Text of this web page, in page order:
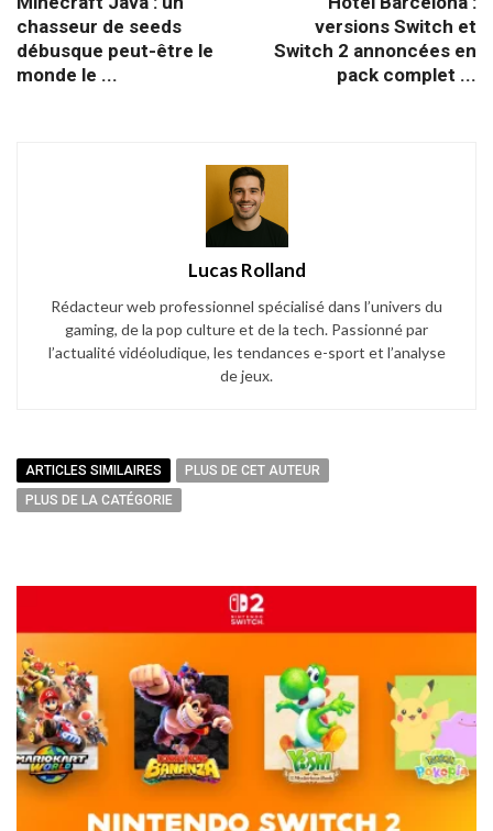
chasseur de seeds
débusque peut-être le
monde le ...
versions Switch et
Switch 2 annoncées en
pack complet ...
Lucas Rolland
Rédacteur web professionnel spécialisé dans l’univers du
gaming, de la pop culture et de la tech. Passionné par
l’actualité vidéoludique, les tendances e-sport et l’analyse
de jeux.
ARTICLES SIMILAIRES
PLUS DE CET AUTEUR
PLUS DE LA CATÉGORIE